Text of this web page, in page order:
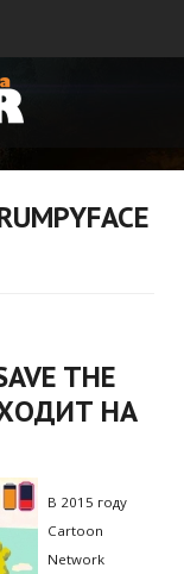
THE
НА
В 2015 году
Cartoon
Network